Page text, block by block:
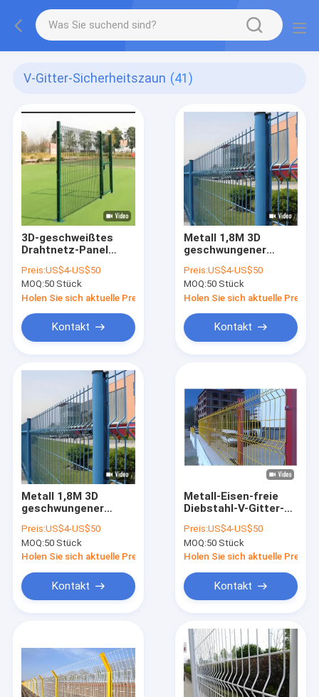
V-Gitter-Sicherheitszaun (41)
3D-geschweißtes
Drahtnetz-Panel
Gartenzaun im Freien
Preis:US$4-US$50
MOQ:50 Stück
Holen Sie sich aktuelle Preis
Kontakt
Metall 1,8M 3D
geschwungener
geschweißter
Gartendrahtzaun
Preis:US$4-US$50
MOQ:50 Stück
Holen Sie sich aktuelle Preis
Kontakt
Metall 1,8M 3D
geschwungener
geschweißter
Gartendrahtzaun
Preis:US$4-US$50
MOQ:50 Stück
Holen Sie sich aktuelle Preis
Kontakt
Metall-Eisen-freie
Diebstahl-V-Gitter-
galvanisierte 3D-
Draht-Gitterzaun
Preis:US$4-US$50
MOQ:50 Stück
Holen Sie sich aktuelle Preis
Kontakt